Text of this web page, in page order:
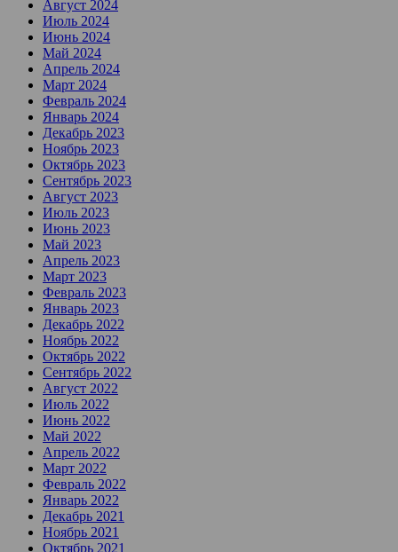
Август 2024
Июль 2024
Июнь 2024
Май 2024
Апрель 2024
Март 2024
Февраль 2024
Январь 2024
Декабрь 2023
Ноябрь 2023
Октябрь 2023
Сентябрь 2023
Август 2023
Июль 2023
Июнь 2023
Май 2023
Апрель 2023
Март 2023
Февраль 2023
Январь 2023
Декабрь 2022
Ноябрь 2022
Октябрь 2022
Сентябрь 2022
Август 2022
Июль 2022
Июнь 2022
Май 2022
Апрель 2022
Март 2022
Февраль 2022
Январь 2022
Декабрь 2021
Ноябрь 2021
Октябрь 2021